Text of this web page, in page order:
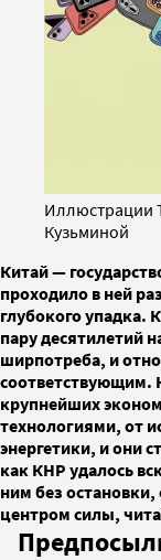
Иллюстрации
Кузьминой
Китай —
проходило в ней
глубокого упадка.
пару десятилетий
ширпотреба, и
соответствующим.
крупнейших
технологиями, от
энергетики, и они
как КНР удалось
ним без
центром силы,